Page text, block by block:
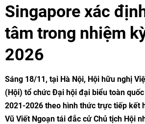
Singapore xác
tâm trong nhiệm
2026
Sáng 18/11, tại Hà Nội, Hội hữu nghị
(Hội) tổ chức Đại hội đại biểu toàn
2021-2026 theo hình thức trực tiếp kết
Vũ Viết Ngoạn tái đắc cử Chủ tịch Hội